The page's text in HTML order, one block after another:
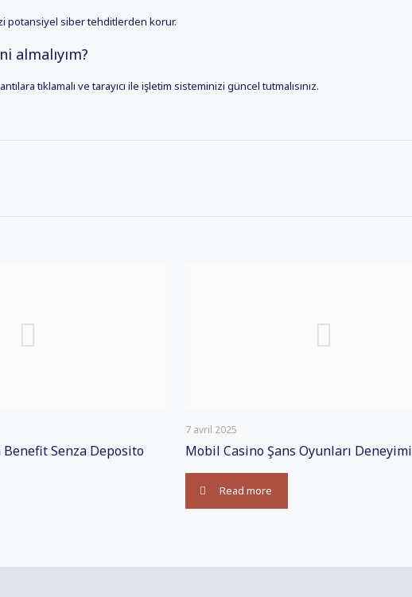
potansiyel siber tehditlerden korur.
almalıyım?
tıklamalı ve tarayıcı ile işletim sisteminizi güncel tutmalısınız.
Senza Deposito
7 avril 2025
Mobil Casino Şans Oyunları Deneyimi
Read more